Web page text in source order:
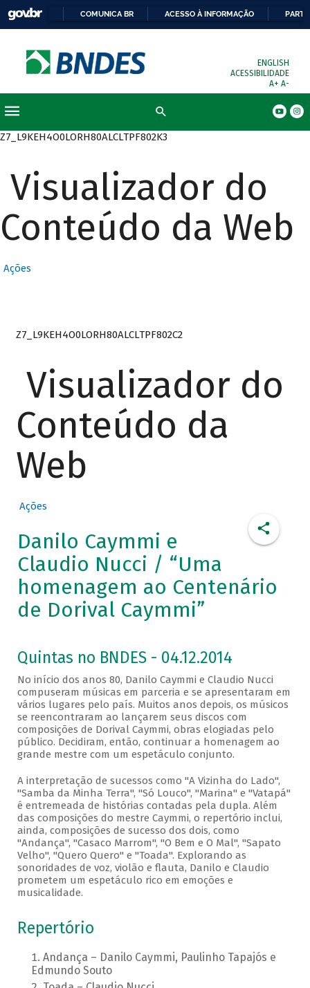
COMUNICA BR ACESSO À INFORMAÇÃO
ENGLISH
ACESSIBILIDADE
A+ A-
Z7_L9KEH4O0LORH80ALCLTPF802K3
Visualizador do
Conteúdo da Web
Ações
Z7_L9KEH4O0LORH80ALCLTPF802C2
Visualizador do
Conteúdo da
Web
Ações
Danilo Caymmi e
Claudio Nucci / “Uma
homenagem ao Centenário
de Dorival Caymmi”
Quintas no BNDES - 04.12.2014
No início dos anos 80, Danilo Caymmi e Claudio Nucci
compuseram músicas em parceria e se apresentaram em
vários lugares pelo país. Muitos anos depois, os músicos
se reencontraram ao lançarem seus discos com
composições de Dorival Caymmi, obras elogiadas pelo
público. Decidiram, então, continuar a homenagem ao
grande mestre com um espetáculo conjunto.
A interpretação de sucessos como "A Vizinha do Lado",
"Samba da Minha Terra", "Só Louco", "Marina" e "Vatapá"
é entremeada de histórias contadas pela dupla. Além
das composições do mestre Caymmi, o repertório inclui,
ainda, composições de sucesso dos dois, como
"Andança", "Casaco Marrom", "O Bem e O Mal", "Sapato
Velho", "Quero Quero" e "Toada". Explorando as
sonoridades de voz, violão e flauta, Danilo e Claudio
prometem um espetáculo rico em emoções e
musicalidade.
Repertório
Andança – Danilo Caymmi, Paulinho Tapajós e
Edmundo Souto